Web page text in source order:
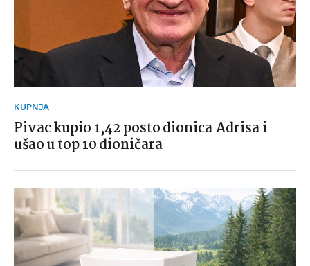
KUPNJA
Pivac kupio 1,42 posto dionica Adrisa i
ušao u top 10 dioničara